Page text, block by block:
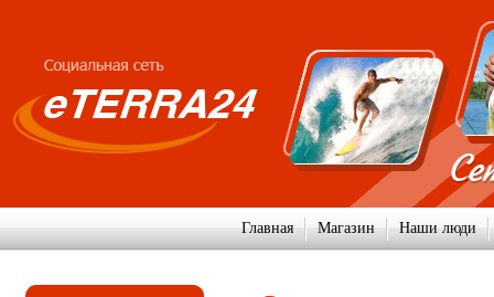
Главная Магазин Наши люди